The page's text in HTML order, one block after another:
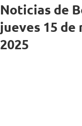
Noticias de
jueves 15 de
2025